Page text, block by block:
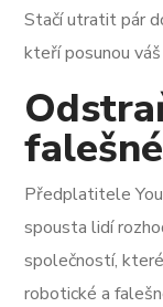
Stačí utratit pár
kteří posunou
Předplatitele
spousta lidí
společností,
robotické a